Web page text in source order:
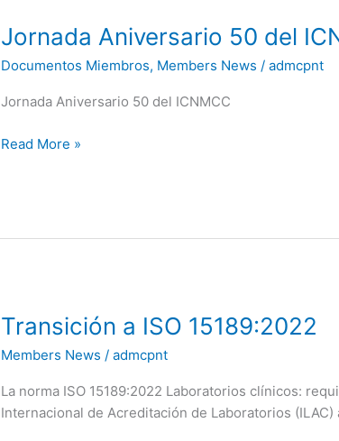
Jornada Aniversario 50 del
Documentos Miembros, Members News /admcpnt
Jornada Aniversario 50 del ICNMCC
Jornada
50
del
Read More »
Transición a ISO 15189:2022
Members News /admcpnt
La norma ISO 15189:2022 Laboratorios clínicos:
Internacional de Acreditación de Laboratorios
Transición
ISO
15189:2022